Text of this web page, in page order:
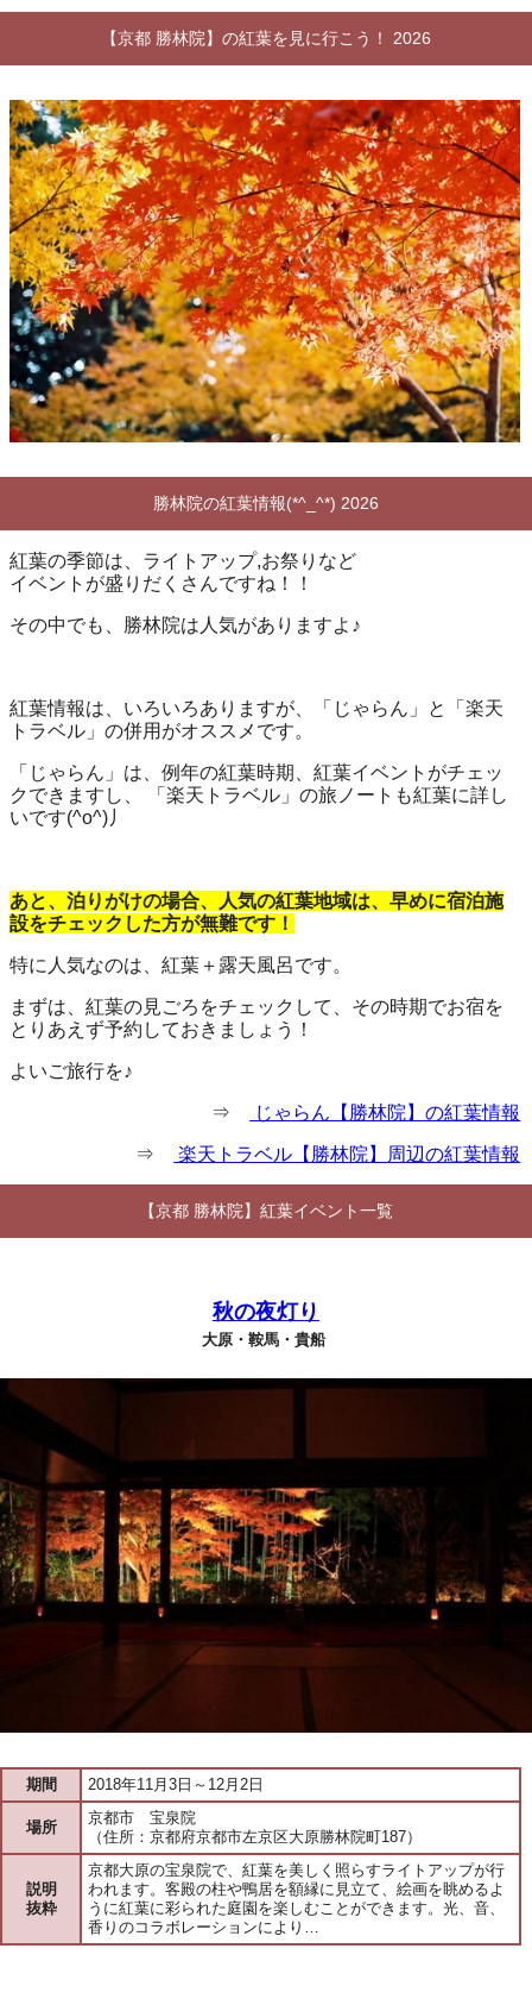
【京都 勝林院】の紅葉を見に行こう！ 2026
勝林院の紅葉情報(*^_^*) 2026
紅葉の季節は、ライトアップ,お祭りなど
イベントが盛りだくさんですね！！
その中でも、勝林院は人気がありますよ♪
紅葉情報は、いろいろありますが、「じゃらん」と「楽天
トラベル」の併用がオススメです。
「じゃらん」は、例年の紅葉時期、紅葉イベントがチェッ
クできますし、 「楽天トラベル」の旅ノートも紅葉に詳し
いです(^o^)丿
あと、泊りがけの場合、人気の紅葉地域は、早めに宿泊施
設をチェックした方が無難です！
特に人気なのは、紅葉＋露天風呂です。
まずは、紅葉の見ごろをチェックして、その時期でお宿を
とりあえず予約しておきましょう！
よいご旅行を♪
⇒ じゃらん【勝林院】の紅葉情報
⇒ 楽天トラベル【勝林院】周辺の紅葉情報
【京都 勝林院】紅葉イベント一覧
秋の夜灯り
大原・鞍馬・貴船
期間 2018年11月3日～12月2日
場所
京都市 宝泉院
（住所：京都府京都市左京区大原勝林院町187）
説明
抜粋
京都大原の宝泉院で、紅葉を美しく照らすライトアップが行
われます。客殿の柱や鴨居を額縁に見立て、絵画を眺めるよ
うに紅葉に彩られた庭園を楽しむことができます。光、音、
香りのコラボレーションにより…